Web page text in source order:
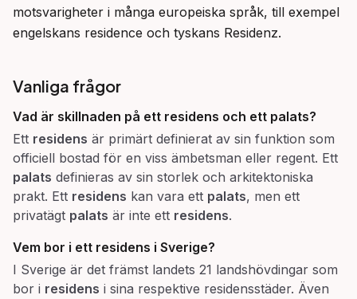
motsvarigheter i många europeiska språk, till exempel
engelskans residence och tyskans Residenz.
Vanliga frågor
Vad är skillnaden på ett residens och ett palats?
Ett residens är primärt definierat av sin funktion som
officiell bostad för en viss ämbetsman eller regent. Ett
palats definieras av sin storlek och arkitektoniska
prakt. Ett residens kan vara ett palats, men ett
privatägt palats är inte ett residens.
Vem bor i ett residens i Sverige?
I Sverige är det främst landets 21 landshövdingar som
bor i residens i sina respektive residensstäder. Även